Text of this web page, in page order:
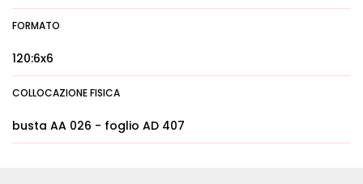
FORMATO
120:6x6
COLLOCAZIONE FISICA
busta AA 026 - foglio AD 407